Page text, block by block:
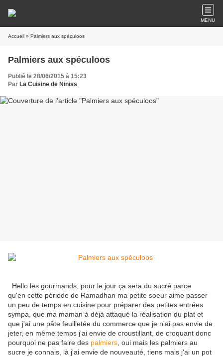
MENU
Accueil » Palmiers aux spéculoos
Palmiers aux spéculoos
Publié le 28/06/2015 à 15:23
Par La Cuisine de Niniss
Hello les gourmands, pour le jour ça sera du sucré parce
qu'en cette période de Ramadhan ma petite soeur aime passer
un peu de temps en cuisine pour préparer des petites entrées
sympa, que ma maman à déjà attaqué la réalisation du plat et
que j'ai une pâte feuilletée du commerce que je n'ai pas envie de
jeter, en même temps j'ai envie de croustillant, de croquant donc
pourquoi ne pas faire des palmiers , oui mais les palmiers au
sucre je connais, là j'ai envie de nouveauté, tiens mais j'ai un pot